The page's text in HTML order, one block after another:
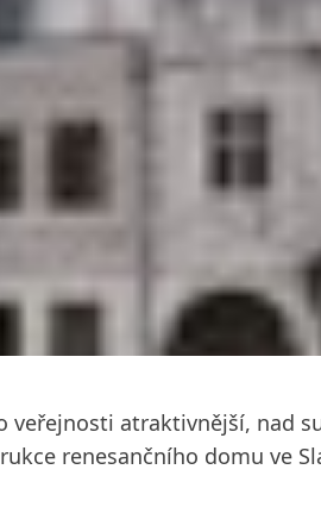
veřejnosti atraktivnější, nad
renesančního domu ve